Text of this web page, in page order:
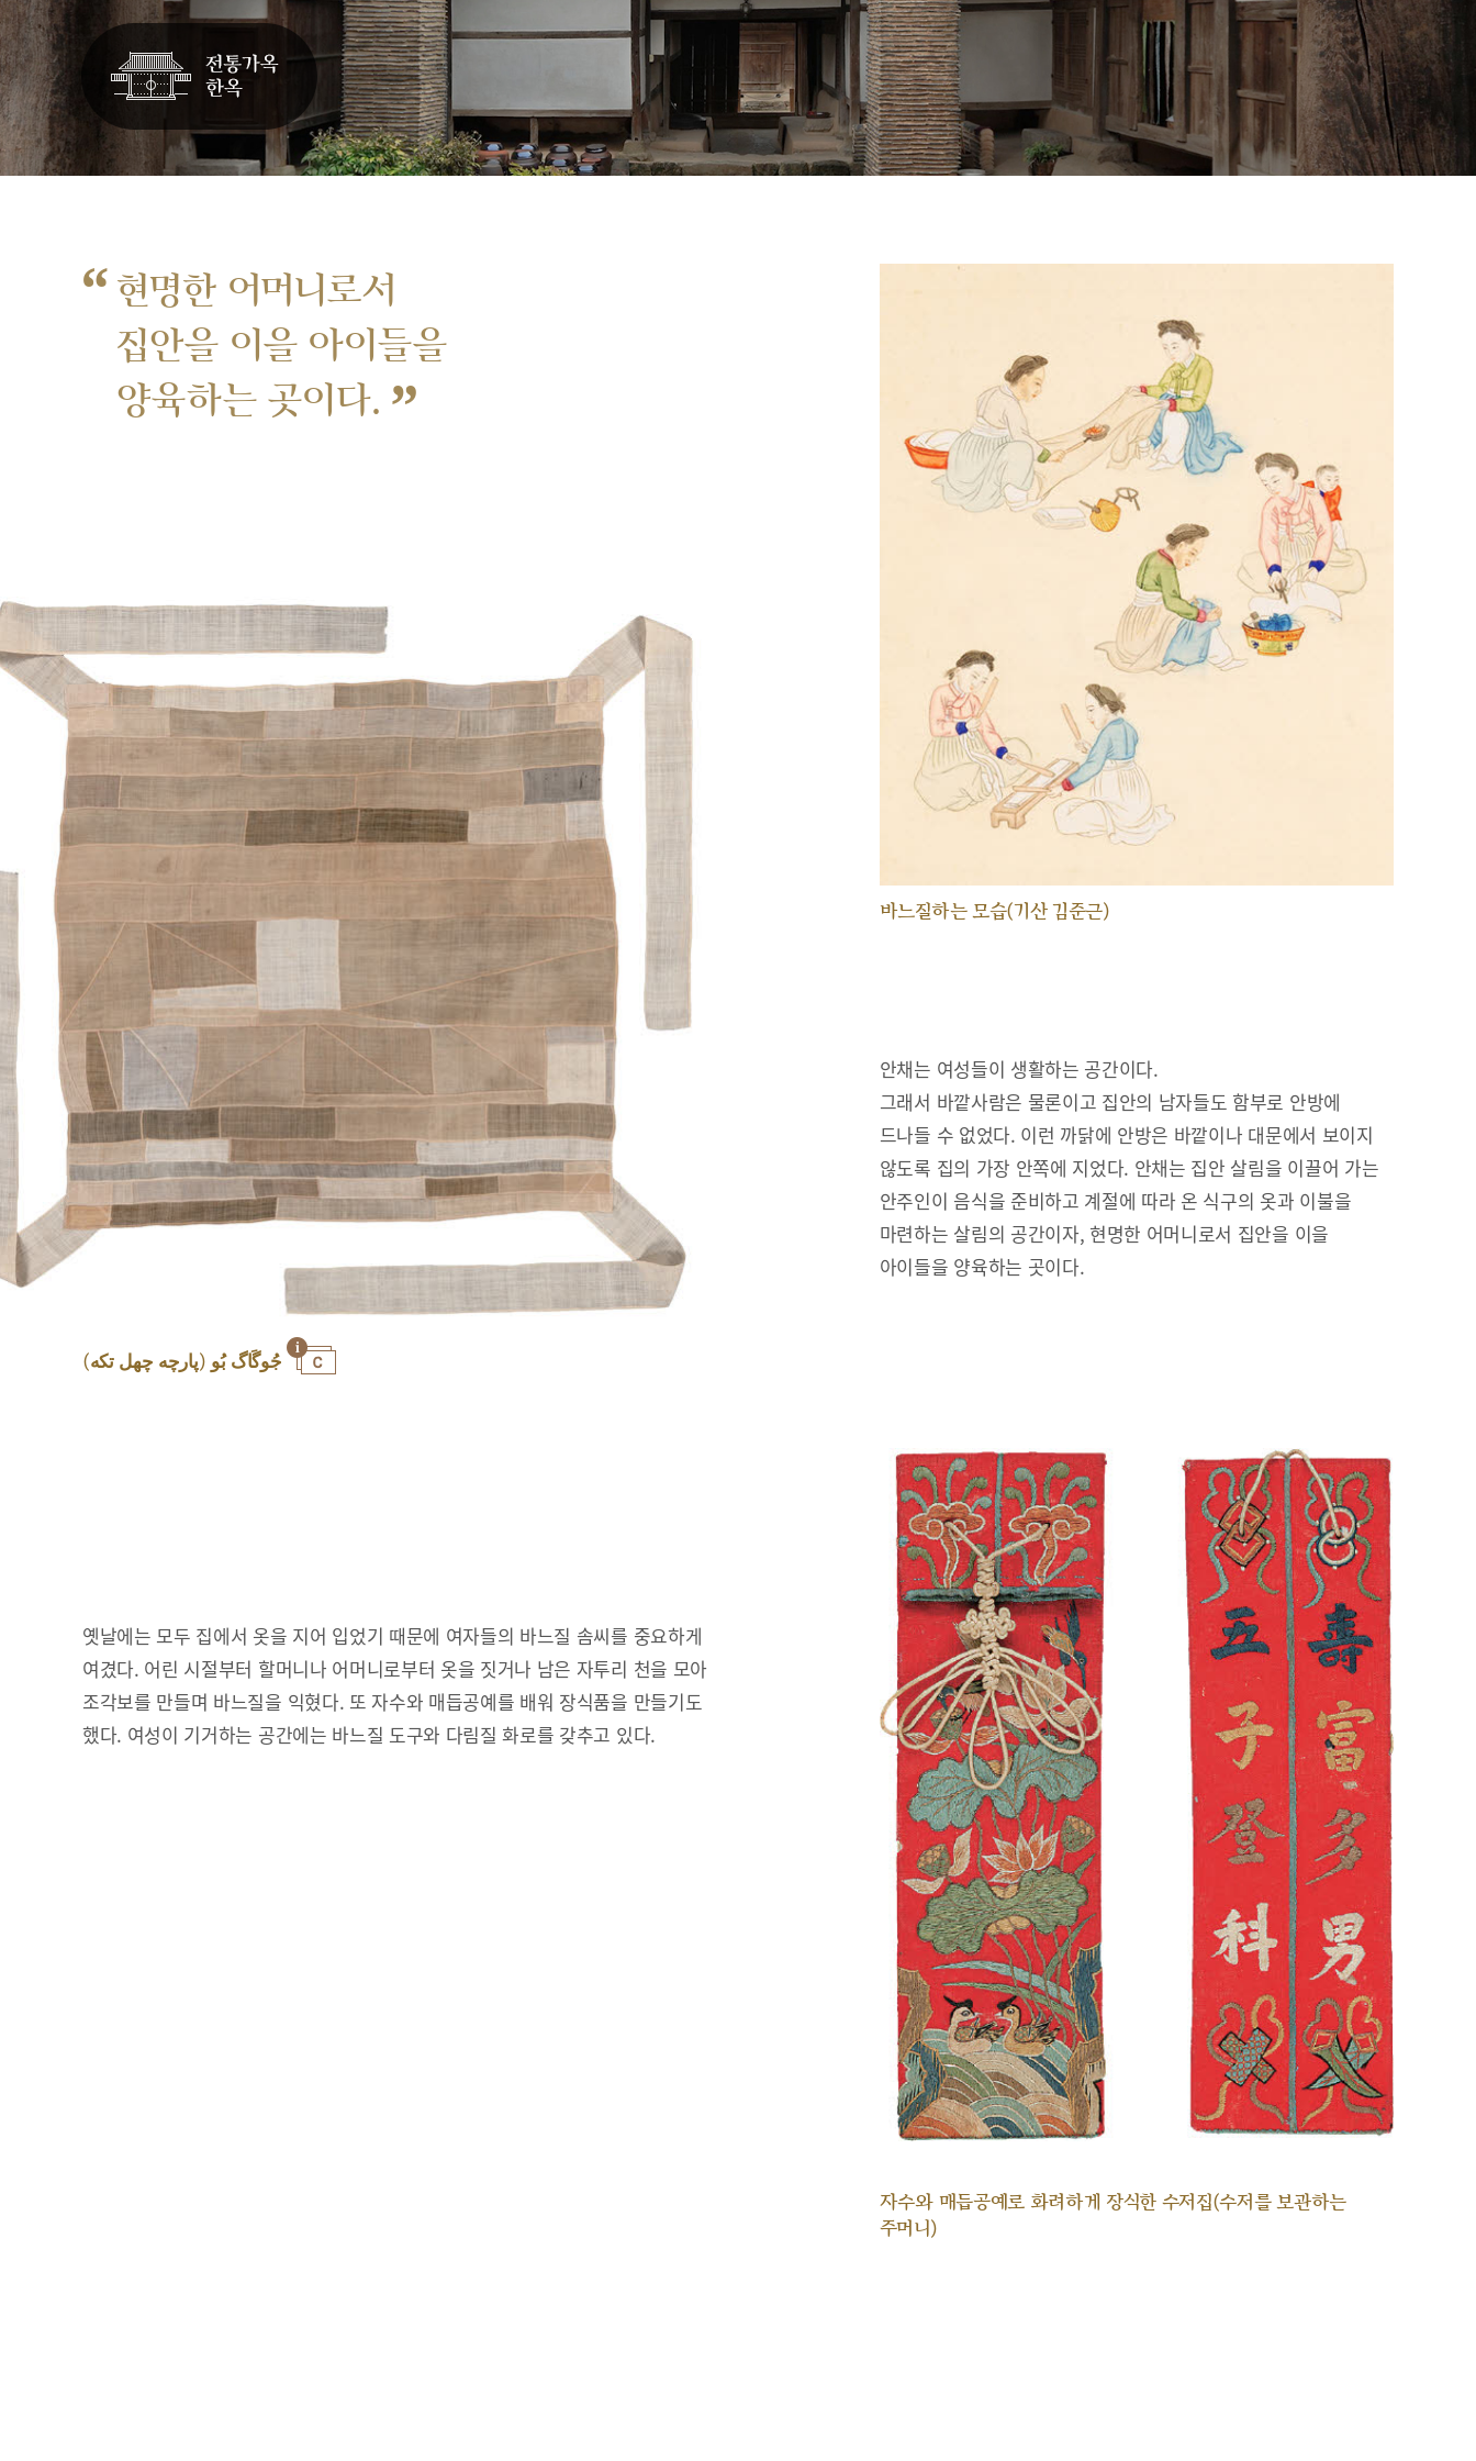
“ 현명한 어머니로서
집안을 이을 아이들을
양육하는 곳이다. ”
바느질하는 모습(기산 김준근)
안채는 여성들이 생활하는 공간이다.
그래서 바깥사람은 물론이고 집안의 남자들도 함부로 안방에
드나들 수 없었다. 이런 까닭에 안방은 바깥이나 대문에서 보이지
않도록 집의 가장 안쪽에 지었다. 안채는 집안 살림을 이끌어 가는
안주인이 음식을 준비하고 계절에 따라 온 식구의 옷과 이불을
마련하는 살림의 공간이자, 현명한 어머니로서 집안을 이을
아이들을 양육하는 곳이다.
옛날에는 모두 집에서 옷을 지어 입었기 때문에 여자들의 바느질 솜씨를 중요하게
여겼다. 어린 시절부터 할머니나 어머니로부터 옷을 짓거나 남은 자투리 천을 모아
조각보를 만들며 바느질을 익혔다. 또 자수와 매듭공예를 배워 장식품을 만들기도
했다. 여성이 기거하는 공간에는 바느질 도구와 다림질 화로를 갖추고 있다.
자수와 매듭공예로 화려하게 장식한 수저집(수저를 보관하는
주머니)